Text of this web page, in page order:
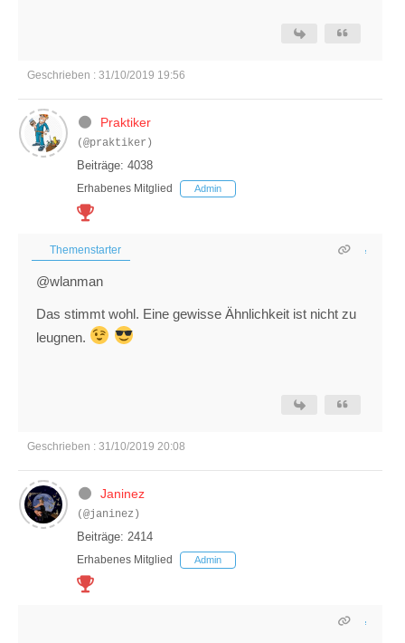
Geschrieben : 31/10/2019 19:56
Praktiker
(@praktiker)
Beiträge: 4038
Erhabenes Mitglied Admin
Themenstarter
@wlanman
Das stimmt wohl. Eine gewisse Ähnlichkeit ist nicht zu
leugnen.
Geschrieben : 31/10/2019 20:08
Janinez
(@janinez)
Beiträge: 2414
Erhabenes Mitglied Admin